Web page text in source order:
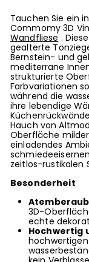
Tauchen Sie ein
Commomy 3D
Wandfliese .
gealterte
Bernstein- und
mediterrane
strukturierte
Farbvariationen
während die
ihre lebendige
Hauch von
Oberfläche
einladendes
zeitlos-rustikalen
Besonderheit
3D-
echte
Hochwertig